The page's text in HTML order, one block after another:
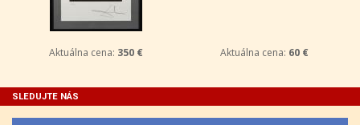
Aktuálna cena: 350 € Aktuálna cena: 60 €
SLEDUJTE NÁS